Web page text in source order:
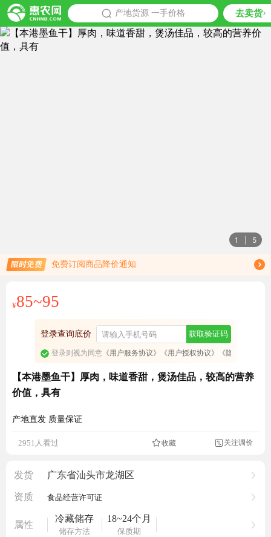
产地货源 一手价格 去卖货
推荐
1 5
免费订阅商品降价通知
¥85~95
登录查询底价 获取验证码
登录则视为同意《用户服务协议》 《用户授权协议》 《隐私政策》
【本港墨鱼干】厚肉，味道香甜，煲汤佳品，较高的营养
价值，具有
产地直发 质量保证
2951人看过
收藏 关注调价
发货 广东省汕头市龙湖区
资质 食品经营许可证
属性
冷藏储存
储存方法
18~24个月
保质期